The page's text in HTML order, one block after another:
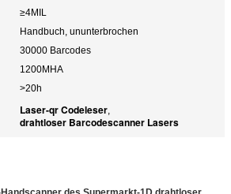
≥4MIL
Handbuch, ununterbrochen
30000 Barcodes
1200MHA
>20h
Laser-qr Codeleser,
drahtloser Barcodescanner Lasers